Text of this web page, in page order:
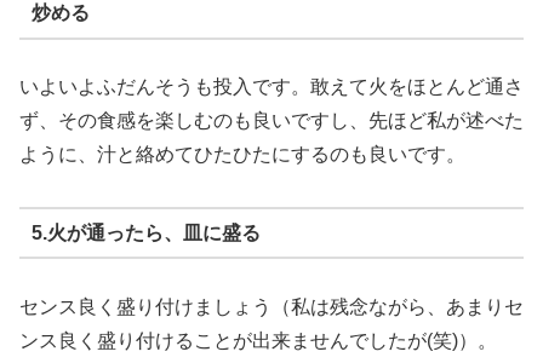
炒める
いよいよふだんそうも投入です。敢えて火をほとんど通さ
ず、その食感を楽しむのも良いですし、先ほど私が述べた
ように、汁と絡めてひたひたにするのも良いです。
5.火が通ったら、皿に盛る
センス良く盛り付けましょう（私は残念ながら、あまりセ
ンス良く盛り付けることが出来ませんでしたが(笑)）。